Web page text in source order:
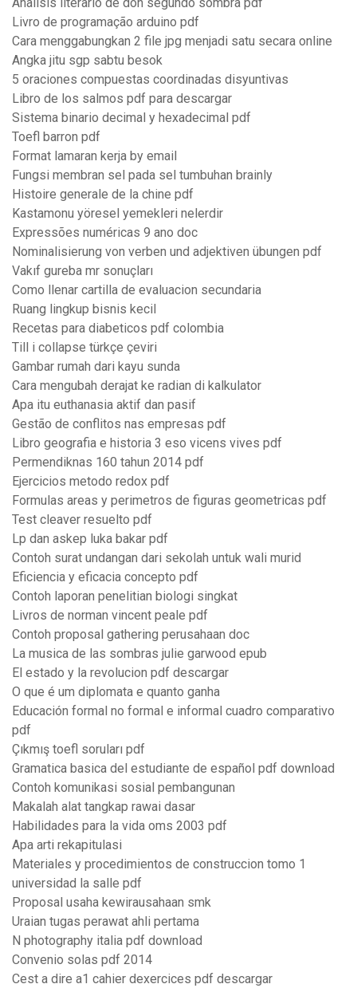
Analisis literario de don segundo sombra pdf
Livro de programação arduino pdf
Cara menggabungkan 2 file jpg menjadi satu secara online
Angka jitu sgp sabtu besok
5 oraciones compuestas coordinadas disyuntivas
Libro de los salmos pdf para descargar
Sistema binario decimal y hexadecimal pdf
Toefl barron pdf
Format lamaran kerja by email
Fungsi membran sel pada sel tumbuhan brainly
Histoire generale de la chine pdf
Kastamonu yöresel yemekleri nelerdir
Expressões numéricas 9 ano doc
Nominalisierung von verben und adjektiven übungen pdf
Vakıf gureba mr sonuçları
Como llenar cartilla de evaluacion secundaria
Ruang lingkup bisnis kecil
Recetas para diabeticos pdf colombia
Till i collapse türkçe çeviri
Gambar rumah dari kayu sunda
Cara mengubah derajat ke radian di kalkulator
Apa itu euthanasia aktif dan pasif
Gestão de conflitos nas empresas pdf
Libro geografia e historia 3 eso vicens vives pdf
Permendiknas 160 tahun 2014 pdf
Ejercicios metodo redox pdf
Formulas areas y perimetros de figuras geometricas pdf
Test cleaver resuelto pdf
Lp dan askep luka bakar pdf
Contoh surat undangan dari sekolah untuk wali murid
Eficiencia y eficacia concepto pdf
Contoh laporan penelitian biologi singkat
Livros de norman vincent peale pdf
Contoh proposal gathering perusahaan doc
La musica de las sombras julie garwood epub
El estado y la revolucion pdf descargar
O que é um diplomata e quanto ganha
Educación formal no formal e informal cuadro comparativo
pdf
Çıkmış toefl soruları pdf
Gramatica basica del estudiante de español pdf download
Contoh komunikasi sosial pembangunan
Makalah alat tangkap rawai dasar
Habilidades para la vida oms 2003 pdf
Apa arti rekapitulasi
Materiales y procedimientos de construccion tomo 1
universidad la salle pdf
Proposal usaha kewirausahaan smk
Uraian tugas perawat ahli pertama
N photography italia pdf download
Convenio solas pdf 2014
Cest a dire a1 cahier dexercices pdf descargar